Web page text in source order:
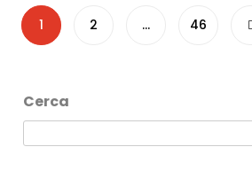
Paginazione
articoli
1 2 … 46
Cerca